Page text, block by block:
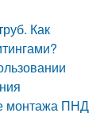
Как
монтажа ПНД